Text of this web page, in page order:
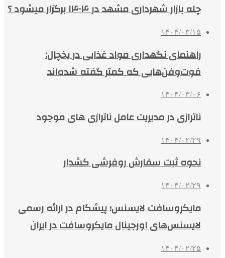
چله بازار شهرداری مشهد در ۱۴۰۴ برگزار میشود ؟
۱۴۰۴/۰۳/۱۵
راهنمای نگهداری مواد غذایی در یخچال:
فوت‌وفن‌هایی که کمتر گفته شده‌اند
۱۴۰۴/۰۳/۰۶
ناترازی در مدیریت عامل ناترازی های موجود
۱۴۰۴/۰۲/۲۹
نحوه ثبت سفارش روفرشی کشدار
۱۴۰۴/۰۲/۲۹
مایکروسافت لایسنس؛ پیشگام در ارائه رسمی
لایسنس‌های اورجینال مایکروسافت در ایران
۱۴۰۴/۰۲/۲۵